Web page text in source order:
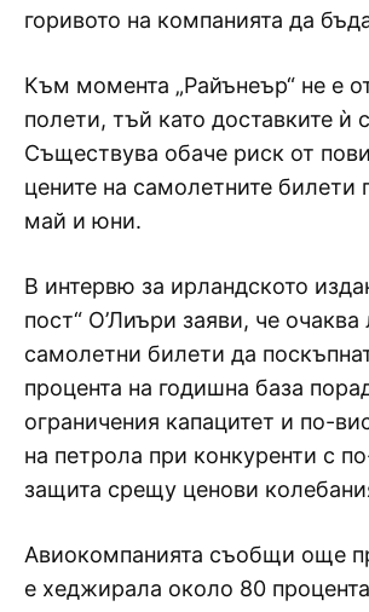
горивото на компанията да
Към момента „Райънеър“ не е
полети, тъй като доставките ѝ
Съществува обаче риск от
цените на самолетните билети
май и юни.
В интервю за ирландското
пост“ О’Лиъри заяви, че очаква
самолетни билети да
процента на годишна база
ограничения капацитет и по-
на петрола при конкуренти с
защита срещу ценови
Авиокомпанията съобщи още
е хеджирала около 80